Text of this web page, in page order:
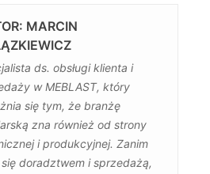
MARCIN
ds. obsługi klienta i
w MEBLAST, który
się tym, że branżę
zna również od strony
i produkcyjnej. Zanim
się doradztwem i sprzedażą,